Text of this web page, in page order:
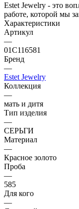
Estet Jewelry - это
работе, которой мы
Характеристики
Артикул
—
01С116581
Бренд
—
Estet Jewelry
Коллекция
—
мать и дитя
Тип изделия
—
СЕРЬГИ
Материал
—
Красное золото
Проба
—
585
Для кого
—